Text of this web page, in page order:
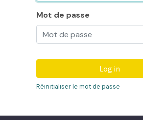
Mot de passe
Log in
Réinitialiser le mot de passe